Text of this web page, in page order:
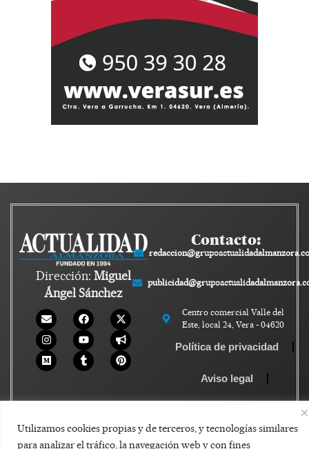
Utilizamos cookies propias y de terceros, y tecnologías similares
para analizar el tráfico, la navegación web y con fines
Dirección: Miguel
Ángel Sánchez
Contacto:
Centro comercial Valle del
Este, local 24, Vera - 04620
Política de privacidad
Aviso legal